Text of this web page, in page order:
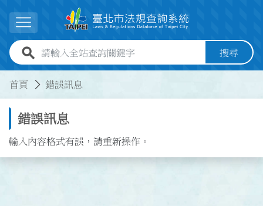
展開選單
全站查詢關鍵字欄位 搜尋
首頁 錯誤訊息
錯誤訊息
輸入內容格式有誤，請重新操作。